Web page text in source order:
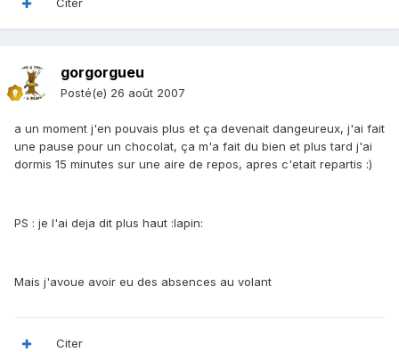
Citer
gorgorgueu
Posté(e) 26 août 2007
a un moment j'en pouvais plus et ça devenait dangeureux, j'ai fait
une pause pour un chocolat, ça m'a fait du bien et plus tard j'ai
dormis 15 minutes sur une aire de repos, apres c'etait repartis :)
PS : je l'ai deja dit plus haut :lapin:
Mais j'avoue avoir eu des absences au volant
Citer